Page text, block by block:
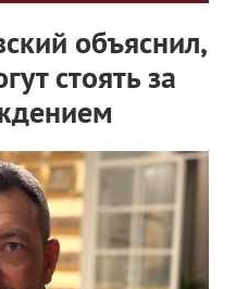
объяснил,
стоять за